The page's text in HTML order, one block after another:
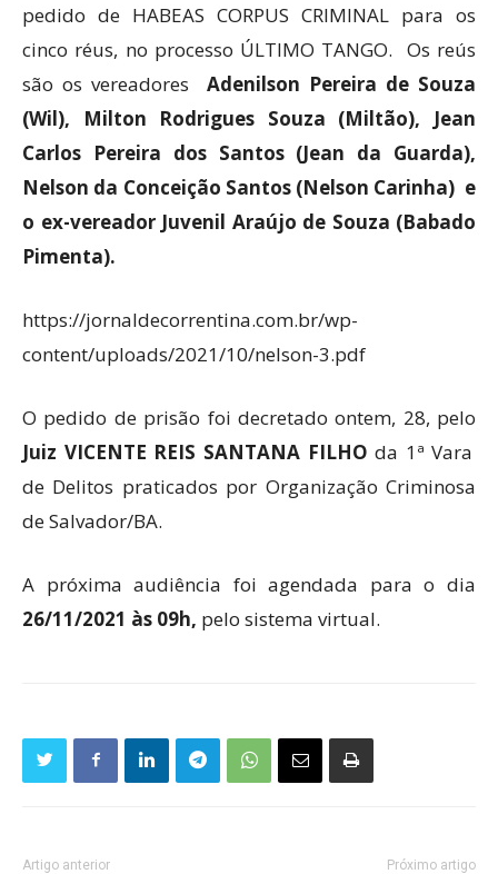
pedido de HABEAS CORPUS CRIMINAL para os
cinco réus, no processo ÚLTIMO TANGO. Os reús
são os vereadores Adenilson Pereira de Souza
(Wil), Milton Rodrigues Souza (Miltão), Jean
Carlos Pereira dos Santos (Jean da Guarda),
Nelson da Conceição Santos (Nelson Carinha) e
o ex-vereador Juvenil Araújo de Souza (Babado
Pimenta).
https://jornaldecorrentina.com.br/wp-
content/uploads/2021/10/nelson-3.pdf
O pedido de prisão foi decretado ontem, 28, pelo
Juiz VICENTE REIS SANTANA FILHOda 1ª Vara
de Delitos praticados por Organização Criminosa
de Salvador/BA.
A próxima audiência foi agendada para o dia
26/11/2021 às 09h, pelo sistema virtual.
Artigo anterior Próximo artigo